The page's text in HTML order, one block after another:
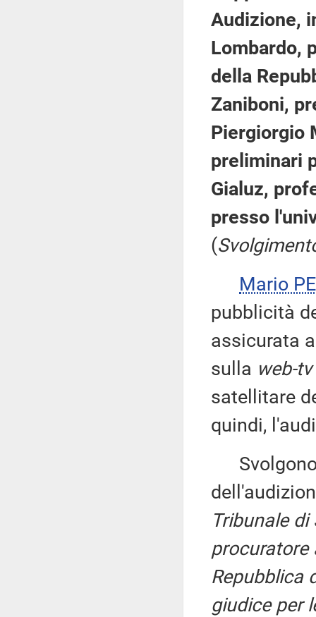
Audizione,
Lombardo,
della
Zaniboni,
Piergiorgio
preliminari
Gialuz,
presso
(
Mario
pubblicità
assicurata
sulla web-tv
satellitare
quindi,
Svolgono
Tribunale di
procuratore
Repubblica
giudice per